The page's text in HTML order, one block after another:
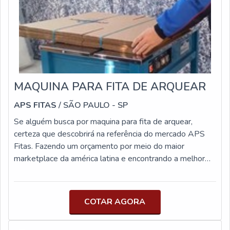
de cada cliente. Também foram investidos valores
consideráveis em instalações de qualidade, aumentando a
eficiência da marca.A LLV Embalagens é uma empresa que
tem se destacado da concorrência pela idoneidade em tudo
que faz, o que garante uma entrega de excelência de ponta a
ponta....
MAQUINA PARA FITA DE ARQUEAR
APS FITAS / SÃO PAULO - SP
Se alguém busca por maquina para fita de arquear,
certeza que descobrirá na referência do mercado APS
Fitas. Fazendo um orçamento por meio do maior
marketplace da américa latina e encontrando a melhor
IMPORTANTES DE MAQUINA PARA FITA DE
empresa altamente qualificada, se depara com a APS
Fitas. A empresa atua com fitas adesivas e filme stretch,
COTAR AGORA